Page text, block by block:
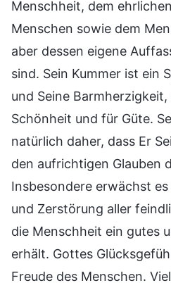
Menschheit, dem
Menschen sowie dem
aber dessen eigene
sind. Sein Kummer ist ein
und Seine
Schönheit und für Güte.
natürlich daher, dass Er
den aufrichtigen Glauben
Insbesondere erwächst
und Zerstörung aller
die Menschheit ein gutes
erhält. Gottes
Freude des Menschen.